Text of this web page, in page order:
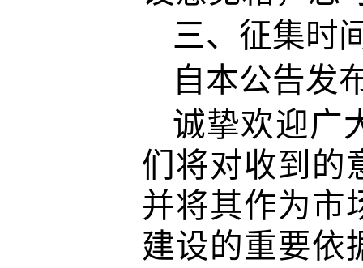
三、 征集时
自本公告发
诚挚欢迎广
们将对收到的
并将其作为市
建设的重要依